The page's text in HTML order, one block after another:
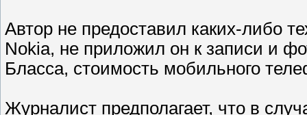
Автор не предоставил каких-либо
Nokia, не приложил он к записи и
Бласса, стоимость мобильного
Журналист предполагает, что в